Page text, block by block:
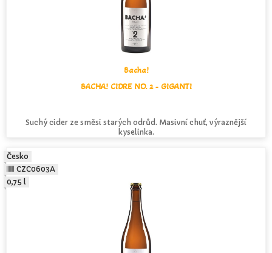
Bacha!
BACHA! CIDRE NO. 2 - GIGANTI
Suchý cider ze směsi starých odrůd. Masivní chuť, výraznější
kyselinka.
Česko
CZC0603A
0,75 l